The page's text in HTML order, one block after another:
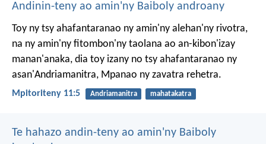
Andinin-teny ao amin'ny Baiboly androany
Toy ny tsy ahafantaranao ny amin'ny alehan'ny rivotra,
na ny amin'ny fitombon'ny taolana ao an-kibon'izay
manan'anaka, dia toy izany no tsy ahafantaranao ny
asan'Andriamanitra, Mpanao ny zavatra rehetra.
Mpitoriteny 11:5 Andriamanitra mahatakatra
Te hahazo andin-teny ao amin'ny Baiboly